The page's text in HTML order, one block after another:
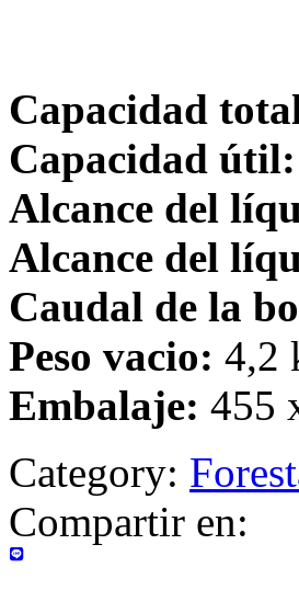
Capacidad
Capacidad útil:
Alcance del
Alcance del
Caudal de la
Peso vacio: 4,2
Embalaje: 455
Category:
Compartir en: